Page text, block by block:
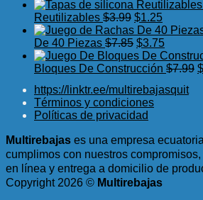
era:
$9.75.
es:
$5.99.
precio
original
era:
$9.89.
es:
Reutilizables $3.99 El
precio
original
era:
$3.99.
$1.25El
precio
actual
es:
$1.25.
De 40 Piezas $7.85 El
precio
original
$7.85.
$3.75El
precio
actual
$3.75.
Bloques De Construcción $7.99 $
https://linktr.ee/multirebajasquit
Términos y condiciones
Políticas de privacidad
Multirebajas es una empresa
cumplimos con nuestros
en línea y entrega a domicilio de
Copyright 2026 © Multirebajas